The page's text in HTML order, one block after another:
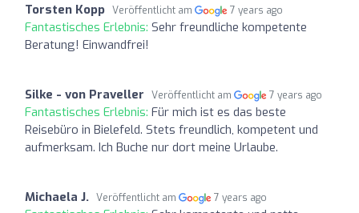
Torsten Kopp Veröffentlicht am 7 years ago
Fantastisches Erlebnis: Sehr freundliche kompetente
Beratung! Einwandfrei!
Silke - von Praveller Veröffentlicht am 7 years ago
Fantastisches Erlebnis: Für mich ist es das beste
Reisebüro in Bielefeld. Stets freundlich, kompetent und
aufmerksam. Ich Buche nur dort meine Urlaube.
Michaela J. Veröffentlicht am 7 years ago